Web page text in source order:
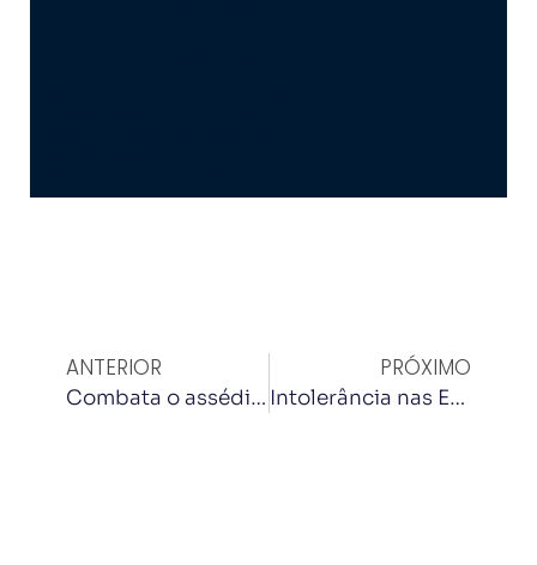
ANTERIOR
Combata o assédio e evite crises decorrentes dele
PRÓXIMO
Intolerância nas Escolas: um reflexo do macro no micro